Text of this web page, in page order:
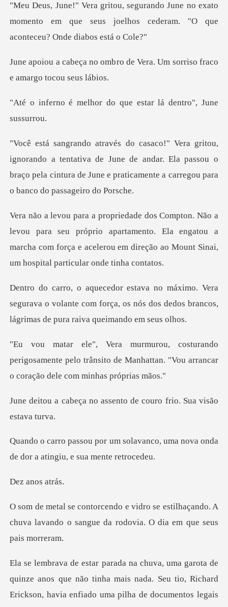
no exato
momento em que seus joelhos cederam
ro de Vera. Um sorriso frac
or do que estar lá de
tentativa de June de andar. Ela passou o
braço pela cintura de Jun
eu próprio apartamento. Ela engatou a
marcha com força e acelerou e
segurava o volante com força, os nós dos dedos bra
erigosamente pelo trânsito de Manhattan. "Vou a
assento de couro frio.
lavanco, uma nova onda
de dor a
nos a
estilhaçando. A
chuva lavando o sangue da
mais nada. Seu tio, Richard
Erickson, havia enfiado uma pilha de documentos legais